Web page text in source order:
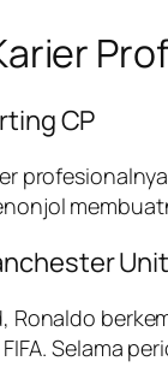
CP
Ronaldo
Selama